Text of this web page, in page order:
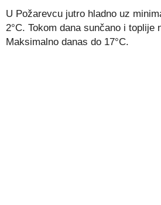
U Požarevcu jutro hladno uz
2°C. Tokom dana sunčano i toplije
Maksimalno danas do 17°C.